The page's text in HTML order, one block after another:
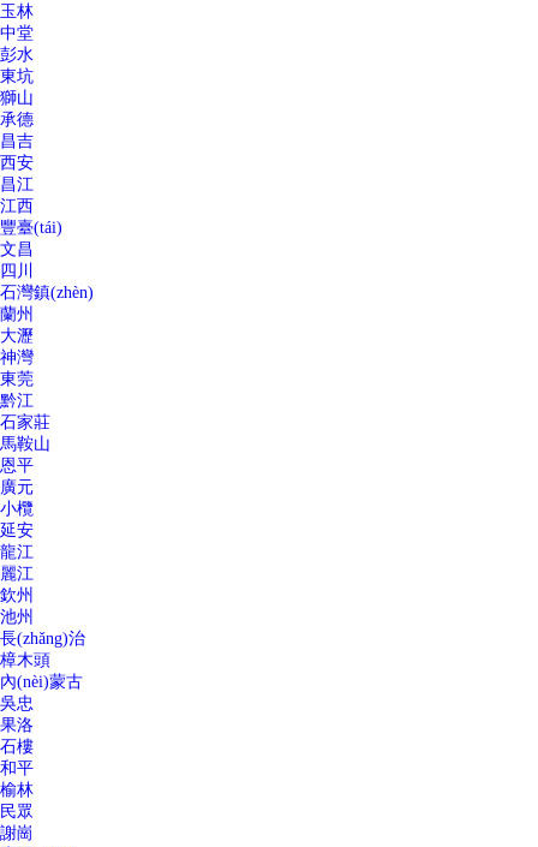
玉林
中堂
彭水
東坑
獅山
承德
昌吉
西安
昌江
江西
豐臺(tái)
文昌
四川
石灣鎮(zhèn)
蘭州
大瀝
神灣
東莞
黔江
石家莊
馬鞍山
恩平
廣元
小欖
延安
龍江
麗江
欽州
池州
長(zhǎng)治
樟木頭
內(nèi)蒙古
吳忠
果洛
石樓
和平
榆林
民眾
謝崗